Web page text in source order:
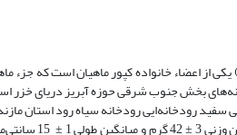
) یکی از اعضاء خانواده کپور ماهیان است که
بخش جنوب شرقی حوزه آبریز دریای خزر
رودخانه‌ایی رودخانه سیاه رود استان